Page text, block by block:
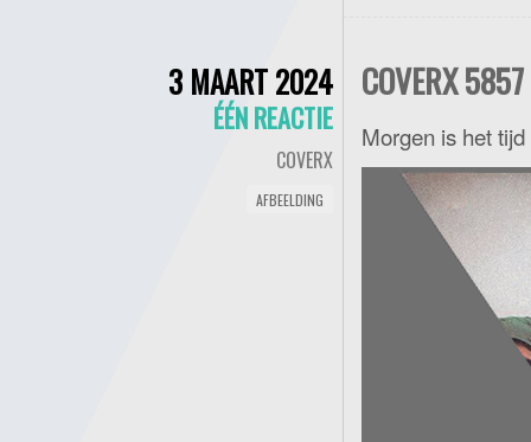
3 MAART 2024
ÉÉN REACTIE
COVERX
AFBEELDING
COVERX
Morgen is het